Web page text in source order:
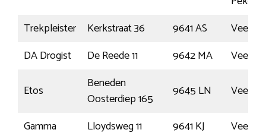
Trekpleister
Kerkstraat 36 9641 AS
DA Drogist
De Reede 11 9642 MA
Etos
Beneden
Oosterdiep 165
9645 LN
Gamma
Lloydsweg 11 9641 KJ